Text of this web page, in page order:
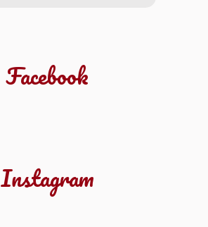
Facebook
Instagram